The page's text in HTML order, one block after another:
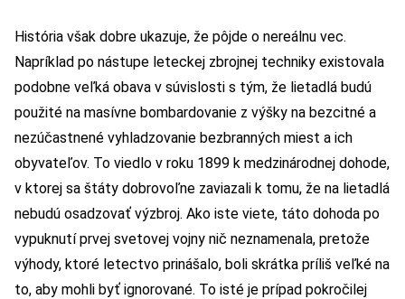
História však dobre ukazuje, že pôjde o nereálnu vec.
Napríklad po nástupe leteckej zbrojnej techniky existovala
podobne veľká obava v súvislosti s tým, že lietadlá budú
použité na masívne bombardovanie z výšky na bezcitné a
nezúčastnené vyhladzovanie bezbranných miest a ich
obyvateľov. To viedlo v roku 1899 k medzinárodnej dohode,
v ktorej sa štáty dobrovoľne zaviazali k tomu, že na lietadlá
nebudú osadzovať výzbroj. Ako iste viete, táto dohoda po
vypuknutí prvej svetovej vojny nič neznamenala, pretože
výhody, ktoré letectvo prinášalo, boli skrátka príliš veľké na
to, aby mohli byť ignorované. To isté je prípad pokročilej